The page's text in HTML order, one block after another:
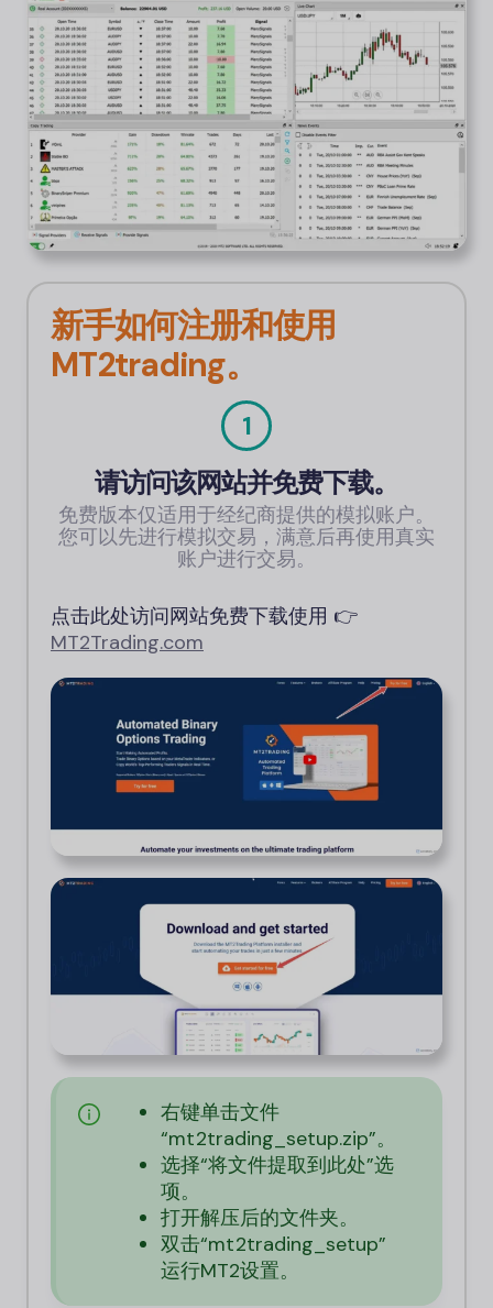
新手如何注册和使用
MT2trading。
1
请访问该网站并免费下载。
免费版本仅适用于经纪商提供的模拟账户。
您可以先进行模拟交易，满意后再使用真实
账户进行交易。
点击此处访问网站免费下载使用 👉
MT2Trading.com
右键单击文件
“mt2trading_setup.zip”。
选择“将文件提取到此处”选
项。
打开解压后的文件夹。
双击“mt2trading_setup”
运行MT2设置。